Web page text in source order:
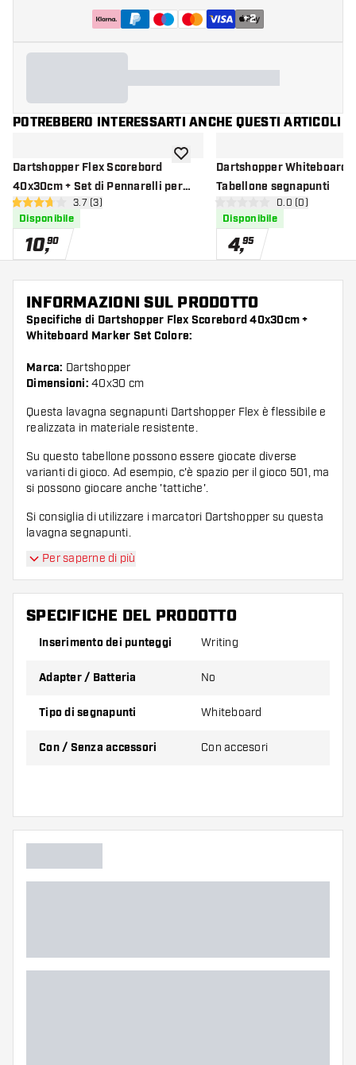
+2
POTREBBERO INTERESSARTI ANCHE QUESTI ARTICOLI
Dartshopper Flex Scorebord
40x30cm + Set di Pennarelli per
Lavagna Bianca Neroapri pannello recensioni
3.7 stelle di valutazione
3.7 (3)
Disponibile
10,90
aggiungi alla lista dei desideri
Dartshopper Whiteboard
Tabellone segnapunti
apri pannello
0 stelle di valutazione
0.0 (0)
Disponibile
4,95
INFORMAZIONI SUL PRODOTTO
Specifiche di Dartshopper Flex Scorebord 40x30cm +
Whiteboard Marker Set Colore:
Marca: Dartshopper
Dimensioni: 40x30 cm
Questa lavagna segnapunti Dartshopper Flex è flessibile e
realizzata in materiale resistente.
Su questo tabellone possono essere giocate diverse
varianti di gioco. Ad esempio, c'è spazio per il gioco 501, ma
si possono giocare anche 'tattiche'.
Si consiglia di utilizzare i marcatori Dartshopper su questa
lavagna segnapunti.
Contenuti:
1 tabellone segnapunti Dartshopper Flex
4 pennarelli per lavagna
1 spray detergente per lavagne bianche
Per saperne di più
SPECIFICHE DEL PRODOTTO
Inserimento dei punteggi Writing
Adapter / Batteria No
Tipo di segnapunti Whiteboard
Con / Senza accessori Con accesori